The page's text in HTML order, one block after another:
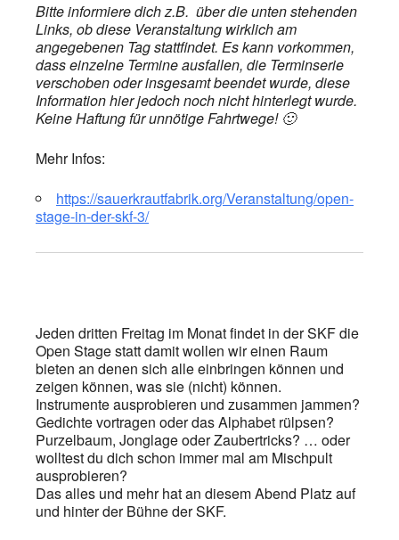
Bitte informiere dich z.B. über die unten stehenden
Links, ob diese Veranstaltung wirklich am
angegebenen Tag stattfindet. Es kann vorkommen,
dass einzelne Termine ausfallen, die Terminserie
verschoben oder insgesamt beendet wurde, diese
Information hier jedoch noch nicht hinterlegt wurde.
Keine Haftung für unnötige Fahrtwege! 🙂
Mehr Infos:
https://sauerkrautfabrik.org/Veranstaltung/open-
stage-in-der-skf-3/
Jeden dritten Freitag im Monat findet in der SKF die
Open Stage statt damit wollen wir einen Raum
bieten an denen sich alle einbringen können und
zeigen können, was sie (nicht) können.
Instrumente ausprobieren und zusammen jammen?
Gedichte vortragen oder das Alphabet rülpsen?
Purzelbaum, Jonglage oder Zaubertricks? … oder
wolltest du dich schon immer mal am Mischpult
ausprobieren?
Das alles und mehr hat an diesem Abend Platz auf
und hinter der Bühne der SKF.